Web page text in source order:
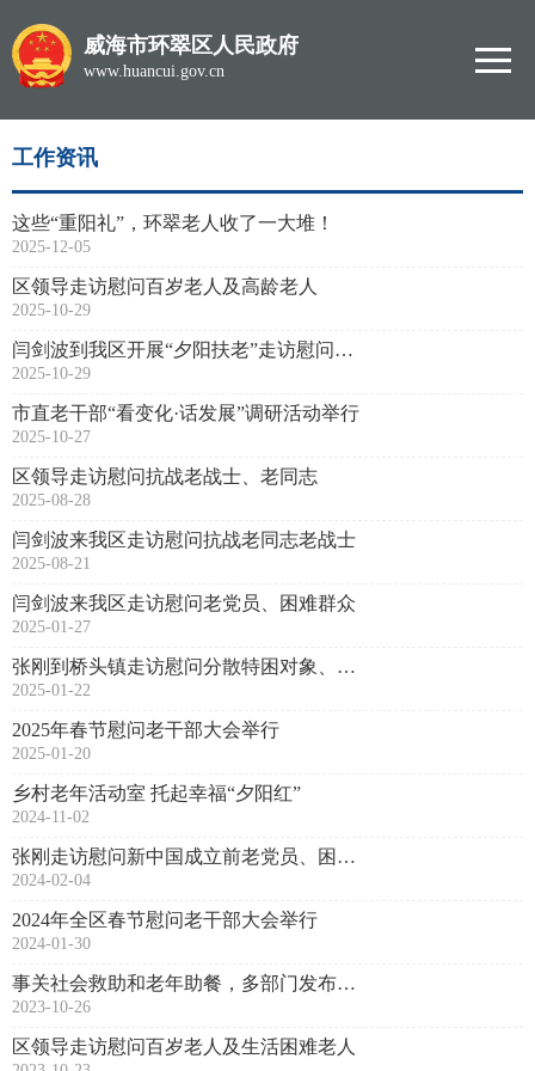
威海市环翠区人民政府
www.huancui.gov.cn
工作资讯
这些“重阳礼”，环翠老人收了一大堆！
2025-12-05
区领导走访慰问百岁老人及高龄老人
2025-10-29
闫剑波到我区开展“夕阳扶老”走访慰问活动
2025-10-29
市直老干部“看变化·话发展”调研活动举行
2025-10-27
区领导走访慰问抗战老战士、老同志
2025-08-28
闫剑波来我区走访慰问抗战老同志老战士
2025-08-21
闫剑波来我区走访慰问老党员、困难群众
2025-01-27
张刚到桥头镇走访慰问分散特困对象、中华人民共和国成立前老党员和困难职工
2025-01-22
2025年春节慰问老干部大会举行
2025-01-20
乡村老年活动室 托起幸福“夕阳红”
2024-11-02
张刚走访慰问新中国成立前老党员、困难职工、低保对象
2024-02-04
2024年全区春节慰问老干部大会举行
2024-01-30
事关社会救助和老年助餐，多部门发布最新消息！
2023-10-26
区领导走访慰问百岁老人及生活困难老人